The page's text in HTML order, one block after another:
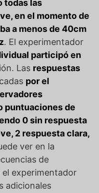
todas las
en el momento de
a menos de 40cm
. El experimentador
participó en
Las respuestas
por el
puntuaciones de
0 sin respuesta
2 respuesta clara,
ver en la
de
experimentador
adicionales